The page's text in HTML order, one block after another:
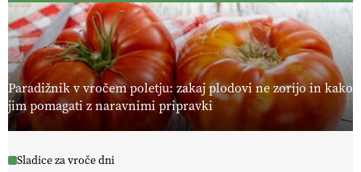
Paradižnik v vročem poletju: zakaj plodovi ne zorijo in kako
jim pomagati z naravnimi pripravki
Sladice za vroče dni